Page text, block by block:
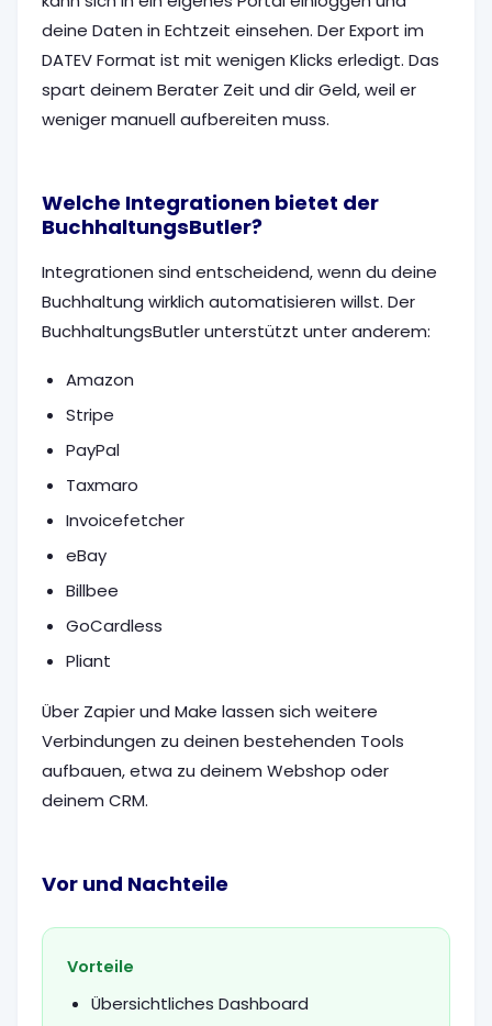
deine Daten in Echtzeit einsehen. Der Export im
DATEV Format ist mit wenigen Klicks erledigt. Das
spart deinem Berater Zeit und dir Geld, weil er
weniger manuell aufbereiten muss.
Welche Integrationen bietet der
BuchhaltungsButler?
Integrationen sind entscheidend, wenn du deine
Buchhaltung wirklich automatisieren willst. Der
BuchhaltungsButler unterstützt unter anderem:
Amazon
Stripe
PayPal
Taxmaro
Invoicefetcher
eBay
Billbee
GoCardless
Pliant
Über Zapier und Make lassen sich weitere
Verbindungen zu deinen bestehenden Tools
aufbauen, etwa zu deinem Webshop oder
deinem CRM.
Vor und Nachteile
Vorteile
Übersichtliches Dashboard